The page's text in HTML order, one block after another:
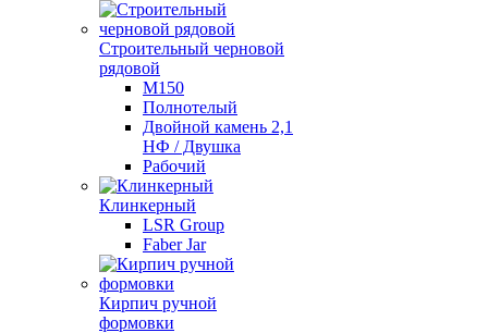
Строительный черновой
рядовой
М150
Полнотелый
Двойной камень 2,1
НФ / Двушка
Рабочий
Клинкерный
LSR Group
Faber Jar
Кирпич ручной
формовки